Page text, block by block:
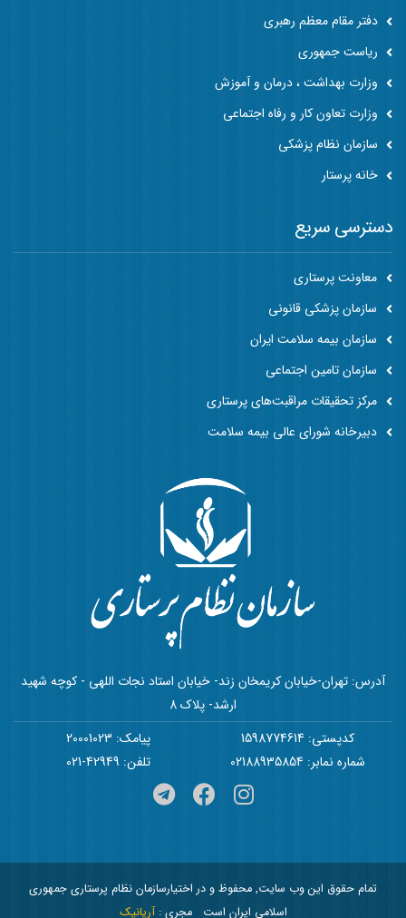
دفتر مقام معظم رهبری
ریاست جمهوری
وزارت بهداشت ، درمان و آموزش
وزارت تعاون کار و رفاه اجتماعی
سازمان نظام پزشکی
خانه پرستار
آدرس: تهران-خیابان کریمخان زند- خیابان استاد نجات اللهی - کوچه شهید
ارشد- پلاک 8
کدپستی: 1598774614
پیامک: 20001023
شماره نمابر: 02188935854
تلفن: 42949-021
دسترسی سریع
معاونت پرستاری
سازمان پزشکی قانونی
سازمان بیمه سلامت ایران
سازمان تامین اجتماعی
مرکز تحقیقات مراقبت‌های پرستاری
دبیرخانه شورای عالی بیمه سلامت
تمام حقوق این وب سایت, محفوظ و در اختیارسازمان نظام پرستاری جمهوری
اسلامی ایران است
مجری :آریانیک